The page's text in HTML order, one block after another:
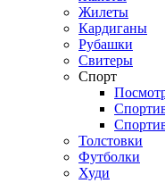
Жилеты
Кардиганы
Рубашки
Свитеры
Спорт
Толстовки
Футболки
Худи